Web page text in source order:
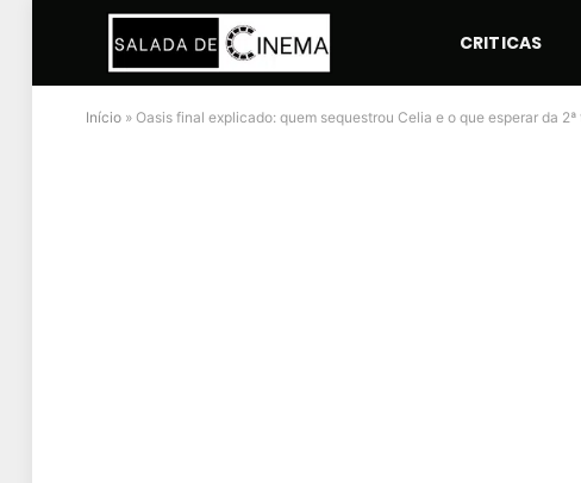
CRITICAS
Início » Oasis final explicado: quem sequestrou Celia e o que esperar da 2ª